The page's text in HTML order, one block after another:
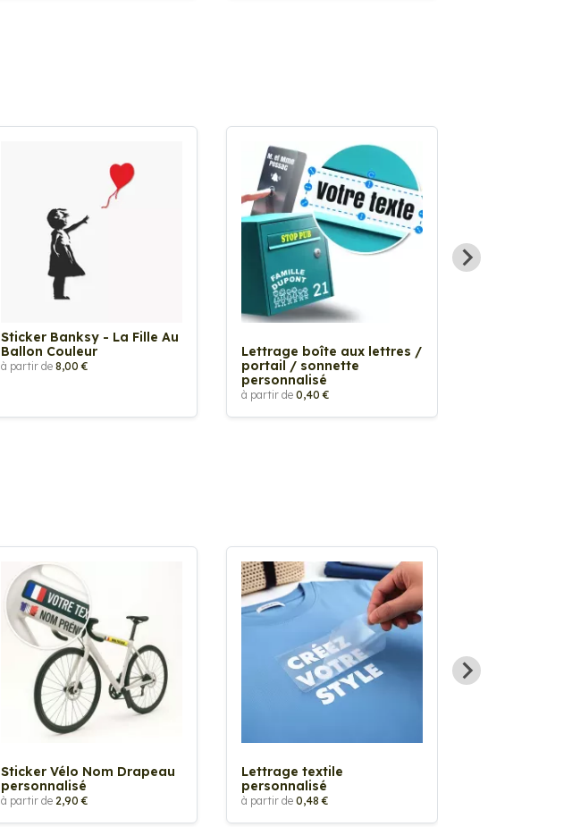
Sticker Banksy - La Fille Au
Ballon Couleur
à partir de 8,00 €
Lettrage boîte aux lettres /
portail / sonnette
personnalisé
à partir de 0,40 €
Sticker Vélo Nom Drapeau
personnalisé
à partir de 2,90 €
Lettrage textile
personnalisé
à partir de 0,48 €